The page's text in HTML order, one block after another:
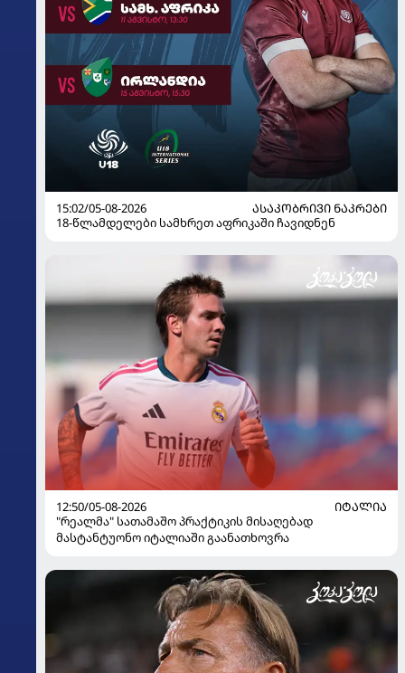
15:02/05-08-2026
ᲐᲡᲐᲙᲝᲑᲠᲘᲕᲘ ᲜᲐᲙᲠᲔᲑᲘ
18-წლამდელები სამხრეთ აფრიკაში ჩავიდნენ
12:50/05-08-2026
ᲘᲢᲐᲚᲘᲐ
"რეალმა" სათამაშო პრაქტიკის მისაღებად
მასტანტუონო იტალიაში გაანათხოვრა